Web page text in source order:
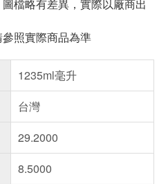
檔略有差異，實際以廠商出
照實際商品為準
1235ml毫升
台灣
29.2000
8.5000